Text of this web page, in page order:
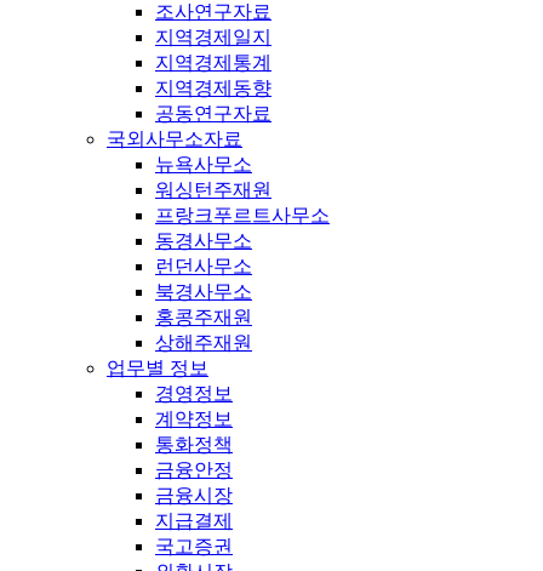
조사연구자료
지역경제일지
지역경제통계
지역경제동향
공동연구자료
국외사무소자료
뉴욕사무소
워싱턴주재원
프랑크푸르트사무소
동경사무소
런던사무소
북경사무소
홍콩주재원
상해주재원
업무별 정보
경영정보
계약정보
통화정책
금융안정
금융시장
지급결제
국고증권